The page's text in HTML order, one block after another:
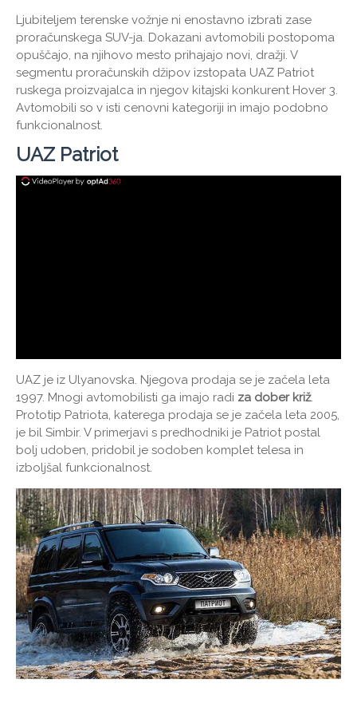
Ljubiteljem terenske vožnje ni enostavno izbrati zase
proračunskega SUV-ja. Dokazani avtomobili postopoma
opuščajo, na njihovo mesto prihajajo novi, dražji. V
segmentu proračunskih džipov izstopata UAZ Patriot
ruskega proizvajalca in njegov kitajski konkurent Hover 3.
Avtomobili so v isti cenovni kategoriji in imajo podobno
funkcionalnost.
UAZ Patriot
UAZ je iz Ulyanovska. Njegova prodaja se je začela leta
1997. Mnogi avtomobilisti ga imajo radi za dober križ.
Prototip Patriota, katerega prodaja se je začela leta 2005,
je bil Simbir. V primerjavi s predhodniki je Patriot postal
bolj udoben, pridobil je sodoben komplet telesa in
izboljšal funkcionalnost.